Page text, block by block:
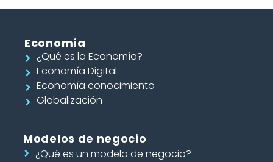
Economía
¿Qué es la Economía?
Economía Digital
Economía conocimiento
Globalización
Modelos de negocio
¿Qué es un modelo de negocio?